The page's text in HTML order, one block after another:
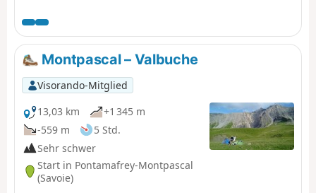
Montpascal – Valbuche
Visorando-Mitglied
13,03 km
+1 345 m
-559 m
5 Std.
Sehr schwer
Start in Pontamafrey-Montpascal
(Savoie)